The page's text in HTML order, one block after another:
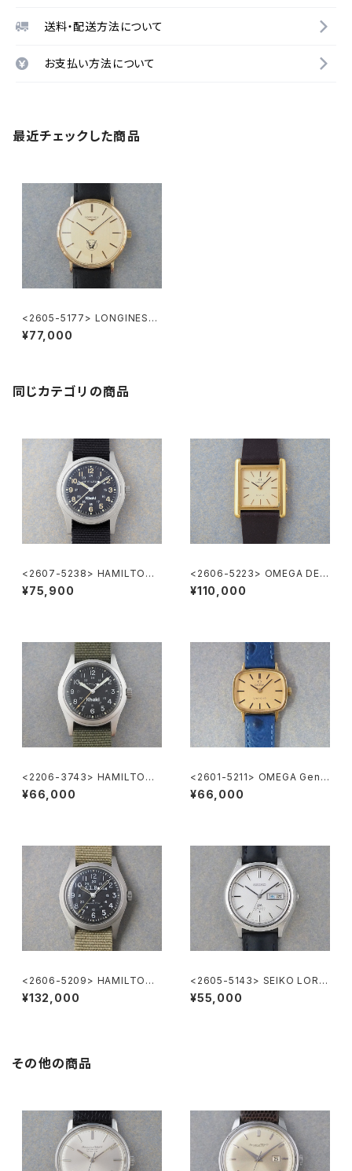
送料・配送方法について
お支払い方法について
最近チェックした商品
<2605-5177> LONGINES
”大正製薬”
¥77,000
同じカテゴリの商品
<2607-5238> HAMILTON
Khaki
¥75,900
<2606-5223> OMEGA DE V
ILLE
¥110,000
<2206-3743> HAMILTON
Khaki
¥66,000
<2601-5211> OMEGA Gene
ve
¥66,000
<2606-5209> HAMILTON
Khaki "L.L.Bean"
¥132,000
<2605-5143> SEIKO LORD
MATIC
¥55,000
その他の商品